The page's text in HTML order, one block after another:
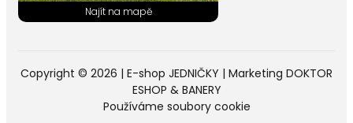
Copyright © 2026 | E-shop JEDNIČKY | Marketing DOKTOR
ESHOP & BANERY
Používáme soubory cookie